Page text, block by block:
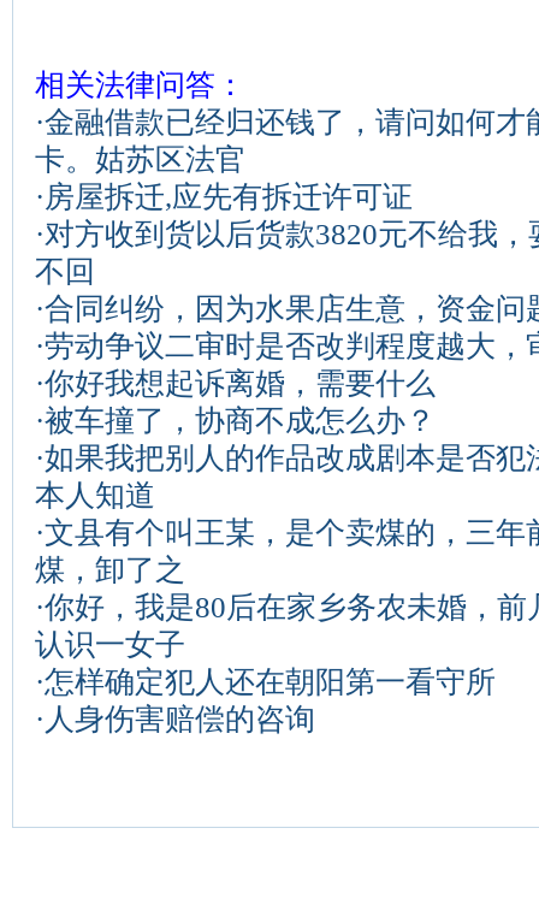
相关法律问答：
·金融借款已经归还钱了，请问如何才
卡。姑苏区法官
·房屋拆迁,应先有拆迁许可证
·对方收到货以后货款3820元不给我
不回
·合同纠纷，因为水果店生意，资金问
·劳动争议二审时是否改判程度越大，
·你好我想起诉离婚，需要什么
·被车撞了，协商不成怎么办？
·如果我把别人的作品改成剧本是否犯
本人知道
·文县有个叫王某，是个卖煤的，三年
煤，卸了之
·你好，我是80后在家乡务农未婚，
认识一女子
·怎样确定犯人还在朝阳第一看守所
· 人身伤害赔偿的咨询